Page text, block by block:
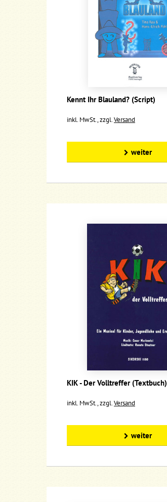
Kennt Ihr Blauland? (Script)
inkl. MwSt., zzgl.Versand
weiter
KIK - Der Volltreffer (Textbuch)
inkl. MwSt., zzgl.Versand
weiter